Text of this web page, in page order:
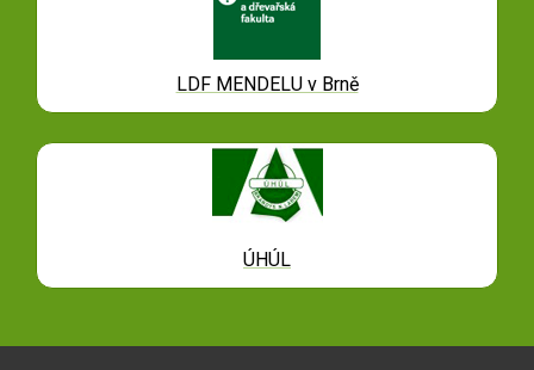
LDF MENDELU v Brně
ÚHÚL